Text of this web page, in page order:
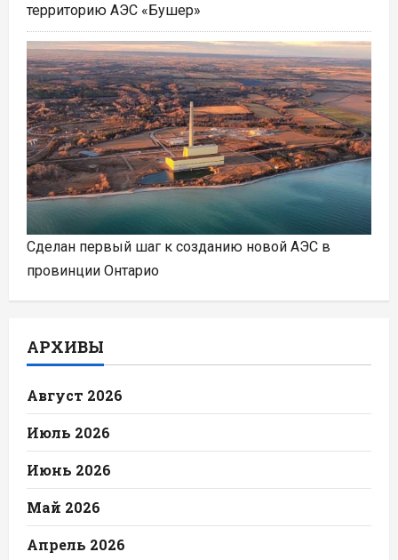
территорию АЭС «Бушер»
Сделан первый шаг к созданию новой АЭС в
провинции Онтарио
АРХИВЫ
Август 2026
Июль 2026
Июнь 2026
Май 2026
Апрель 2026